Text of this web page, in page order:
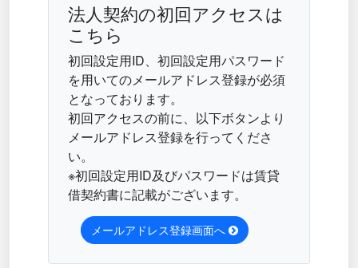
法人契約の初回アクセスは
こちら
初回設定用ID、初回設定用パスワード
を用いてのメールアドレス登録が必須
となっております。
初回アクセスの前に、以下ボタンより
メールアドレス登録を行ってくださ
い。
※初回設定用ID及びパスワードは賃貸
借契約書に記載がございます。
メールアドレス登録画面へ